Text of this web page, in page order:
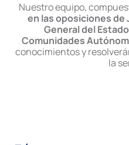
Nuestro equipo,
en las oposiciones
General del
Comunidades
conocimientos y
la